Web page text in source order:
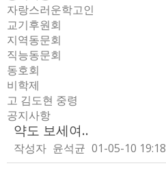
자랑스러운학고인
교기후원회
지역동문회
직능동문회
동호회
비학제
고 김도현 중령
공지사항
약도 보세여..
작성자 윤석균 01-05-10 19:18